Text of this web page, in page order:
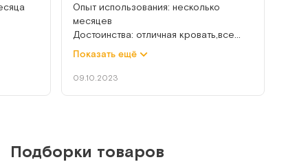
Опыт использования: несколько
месяцев
Достоинства: отличная кровать,все
механизмы рабочие
Недостатки: нет
Комментарий: все хорошо
Показать ещё
09.10.2023
Подборки товаров